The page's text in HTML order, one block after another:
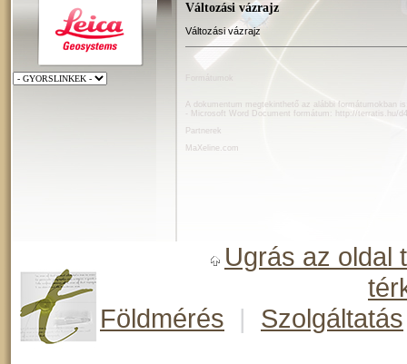
Változási vázrajz
Változási vázrajz
A dokumentum megtekinthető az alábbi formátumokban
- Microsoft Word Document formátum:
http://terratis.hu/
Partnerek
MaXeline.com
Ugrás az oldal
Földmérés
| Szolgáltatás